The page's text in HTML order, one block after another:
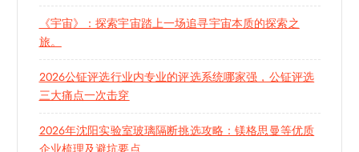
《宇宙》：探索宇宙踏上一场追寻宇宙本质的探索之
旅。
2026公钲评选行业内专业的评选系统哪家强，公钲评选
三大痛点一次击穿
2026年沈阳实验室玻璃隔断挑选攻略：镁格思曼等优质
企业梳理及避坑要点